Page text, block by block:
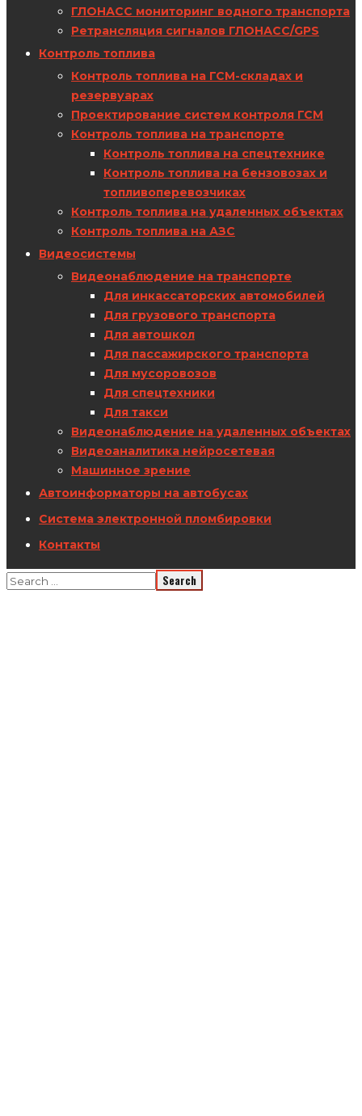
ГЛОНАСС мониторинг водного транспорта
Ретрансляция сигналов ГЛОНАСС/GPS
Контроль топлива
Контроль топлива на ГСМ-складах и
резервуарах
Проектирование систем контроля ГСМ
Контроль топлива на транспорте
Контроль топлива на спецтехнике
Контроль топлива на бензовозах и
топливоперевозчиках
Контроль топлива на удаленных объектах
Контроль топлива на АЗС
Видеосистемы
Видеонаблюдение на транспорте
Для инкассаторских автомобилей
Для грузового транспорта
Для автошкол
Для пассажирского транспорта
Для мусоровозов
Для спецтехники
Для такси
Видеонаблюдение на удаленных объектах
Видеоаналитика нейросетевая
Машинное зрение
Автоинформаторы на автобусах
Система электронной пломбировки
Контакты